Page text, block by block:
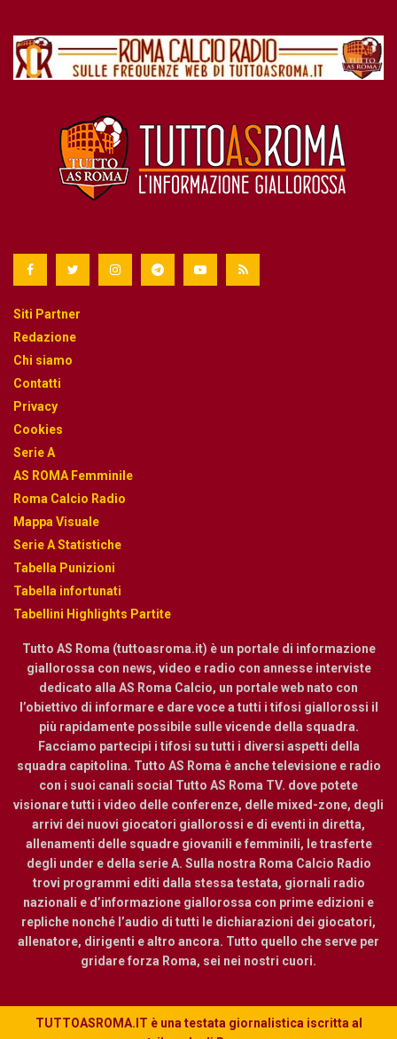
Siti Partner
Redazione
Chi siamo
Contatti
Privacy
Cookies
Serie A
AS ROMA Femminile
Roma Calcio Radio
Mappa Visuale
Serie A Statistiche
Tabella Punizioni
Tabella infortunati
Tabellini Highlights Partite
Tutto AS Roma (tuttoasroma.it) è un portale di informazione
giallorossa con news, video e radio con annesse interviste
dedicato alla AS Roma Calcio, un portale web nato con
l’obiettivo di informare e dare voce a tutti i tifosi giallorossi il
più rapidamente possibile sulle vicende della squadra.
Facciamo partecipi i tifosi su tutti i diversi aspetti della
squadra capitolina. Tutto AS Roma è anche televisione e radio
con i suoi canali social Tutto AS Roma TV. dove potete
visionare tutti i video delle conferenze, delle mixed-zone, degli
arrivi dei nuovi giocatori giallorossi e di eventi in diretta,
allenamenti delle squadre giovanili e femminili, le trasferte
degli under e della serie A. Sulla nostra Roma Calcio Radio
trovi programmi editi dalla stessa testata, giornali radio
nazionali e d’informazione giallorossa con prime edizioni e
repliche nonché l’audio di tutti le dichiarazioni dei giocatori,
allenatore, dirigenti e altro ancora. Tutto quello che serve per
gridare forza Roma, sei nei nostri cuori.
TUTTOASROMA.IT è una testata giornalistica iscritta al